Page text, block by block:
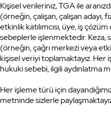
Kişisel verileriniz, TGA ile
(örneğin, çalışan, çalışan
etkinlik katılımcısı, üye, iş
sebeplerle işlenmektedir. Keza,
(örneğin, çağrı merkezi veya
kişisel veriyi toplamaktayız. Her
hukuki sebebi, ilgili aydınlatma
Her işleme türü için
metninde sizlerle